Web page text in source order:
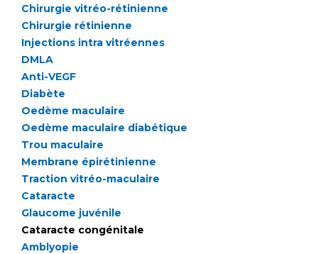
Vos représentants
La Commission Des Usagers (CDU)
Les Comités Locaux des Usagers
Le projet des usagers
Qualité
Nos indicateurs qualité et de sécurité des soins
Dossiers de presse
Médiathèque
Fournisseurs
Rôles et missions
Liste des marchés conclus
Documents utiles
Chirurgie vitréo-rétinienne
Chirurgie rétinienne
Injections intra vitréennes
DMLA
Anti-VEGF
Diabète
Oedème maculaire
Oedème maculaire diabétique
Trou maculaire
Membrane épirétinienne
Traction vitréo-maculaire
Cataracte
Glaucome juvénile
Cataracte congénitale
Amblyopie